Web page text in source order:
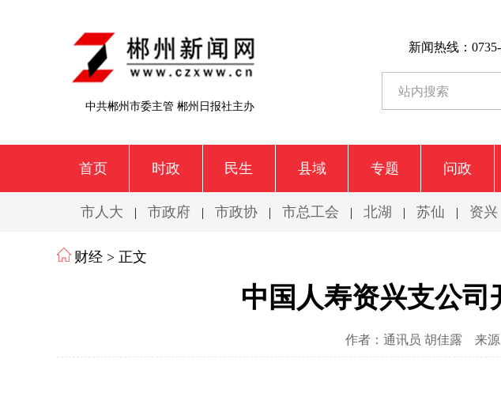
中共郴州市委主管 郴州日报社主办
新闻热线：
首页 时政 民生 县域 专题 问政
市人大 | 市政府 | 市政协 | 市总工会 | 北湖 | 苏仙 | 资兴
财经 > 正文
中国人寿资兴支公
作者：通讯员 胡佳露 来